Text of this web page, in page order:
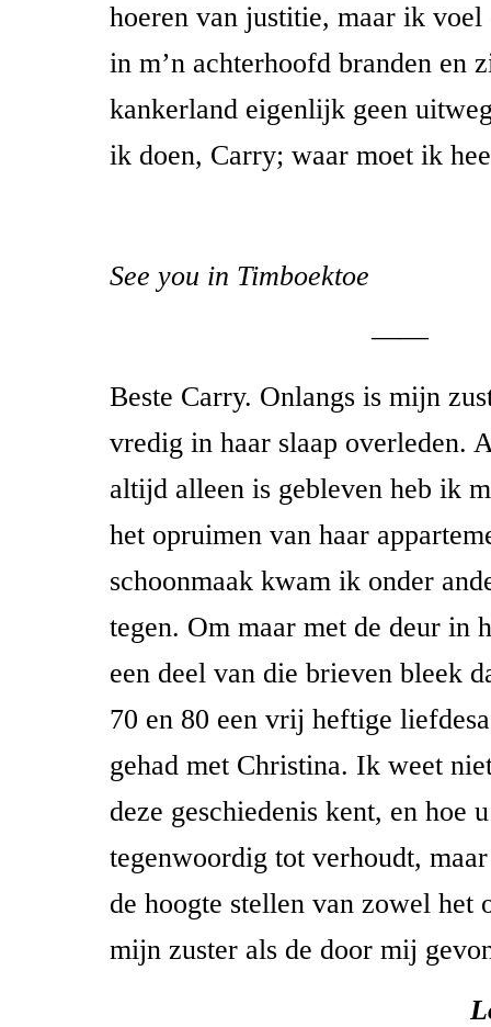
hoeren van justitie, maar ik voel
in m’n achterhoofd branden en
kankerland eigenlijk geen
ik doen, Carry; waar moet ik
See you in Timboektoe
——
Beste Carry. Onlangs is mijn
vredig in haar slaap overleden.
altijd alleen is gebleven heb ik
het opruimen van haar
schoonmaak kwam ik onder
tegen. Om maar met de deur in
een deel van die brieven bleek
70 en 80 een vrij heftige
gehad met Christina. Ik weet
deze geschiedenis kent, en hoe
tegenwoordig tot verhoudt,
de hoogte stellen van zowel het
mijn zuster als de door mij